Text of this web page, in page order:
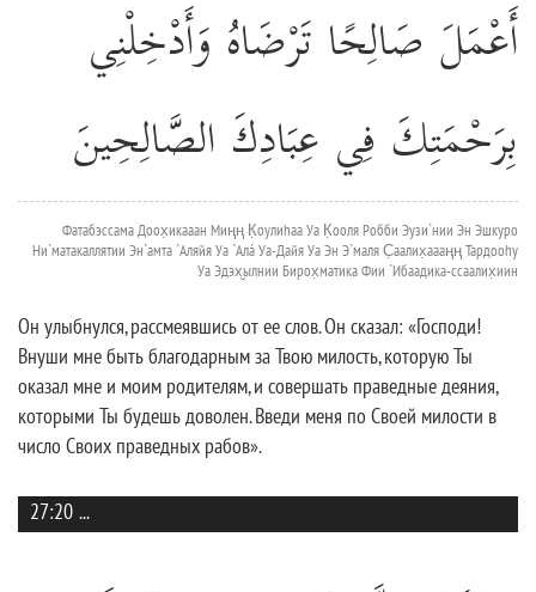
أَعْمَلَ صَالِحًا تَرْضَاهُ وَأَدْخِلْنِي
بِرَحْمَتِكَ فِي عِبَادِكَ الصَّالِحِينَ
Фатабэссама Доох̣икааан Миңң К̣оулиhаа Уа К̣ооля Робби Эузи`нии Эн Эшкуро
Ни`матакаллятии Эн`амта `Аляйя Уа `Алá Уа-Дайя Уа Эн Э`маля С̣аалих̣аааңң Тардооhу
Уа Эдэх̮ылнии Бирох̣матика Фии `Ибаадика-ссаалих̣иин
Он улыбнулся, рассмеявшись от ее слов. Он сказал: «Господи!
Внуши мне быть благодарным за Твою милость, которую Ты
оказал мне и моим родителям, и совершать праведные деяния,
которыми Ты будешь доволен. Введи меня по Своей милости в
число Своих праведных рабов».
27:20 ...